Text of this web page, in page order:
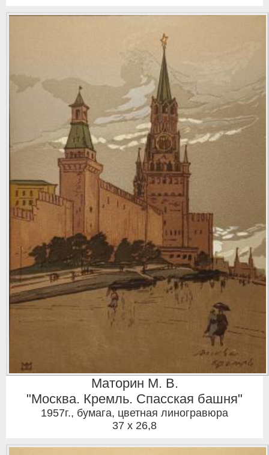
Маторин М. В.
"Москва. Кремль. Спасская башня"
1957г., бумага, цветная линогравюра
37 x 26,8